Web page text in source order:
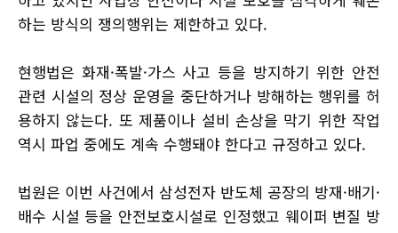
하는 방식의 쟁의행위는 제한하고 있다.
현행법은 화재·폭발·가스 사고 등을 방지하기 위한 안전
관련 시설의 정상 운영을 중단하거나 방해하는 행위를 허
용하지 않는다. 또 제품이나 설비 손상을 막기 위한 작업
역시 파업 중에도 계속 수행돼야 한다고 규정하고 있다.
법원은 이번 사건에서 삼성전자 반도체 공장의 방재·배기·
배수 시설 등을 안전보호시설로 인정했고 웨이퍼 변질 방